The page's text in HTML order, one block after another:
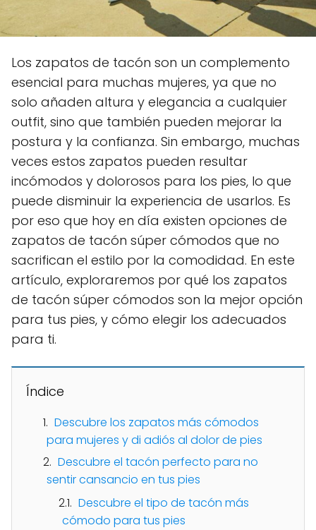
Los zapatos de tacón son un complemento
esencial para muchas mujeres, ya que no
solo añaden altura y elegancia a cualquier
outfit, sino que también pueden mejorar la
postura y la confianza. Sin embargo, muchas
veces estos zapatos pueden resultar
incómodos y dolorosos para los pies, lo que
puede disminuir la experiencia de usarlos. Es
por eso que hoy en día existen opciones de
zapatos de tacón súper cómodos que no
sacrifican el estilo por la comodidad. En este
artículo, exploraremos por qué los zapatos
de tacón súper cómodos son la mejor opción
para tus pies, y cómo elegir los adecuados
para ti.
Índice
Descubre los zapatos más cómodos
para mujeres y di adiós al dolor de pies
Descubre el tacón perfecto para no
sentir cansancio en tus pies
Descubre el tipo de tacón más
cómodo para tus pies